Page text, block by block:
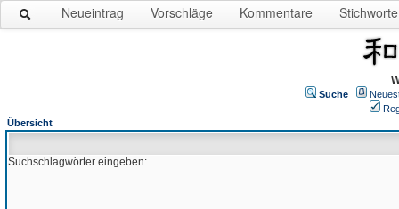
Neueintrag Vorschläge Kommentare Stichworte
Suche
Übersicht
Suchschlagwörter eingeben: